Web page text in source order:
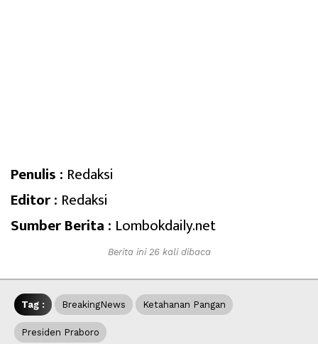
Penulis : Redaksi
Editor : Redaksi
Sumber Berita : Lombokdaily.net
Berita ini 26 kali dibaca
Tag : BreakingNews Ketahanan Pangan
Presiden Praboro